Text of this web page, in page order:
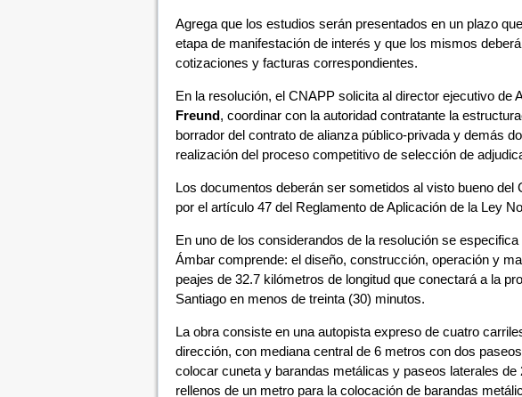
Agrega que los estudios serán presentados en un plazo
etapa de manifestación de interés y que los mismos
cotizaciones y facturas correspondientes.
En la resolución, el CNAPP solicita al director ejecutivo de
Freund, coordinar con la autoridad contratante la
borrador del contrato de alianza público-privada y demás
realización del proceso competitivo de selección de
Los documentos deberán ser sometidos al visto bueno del
por el artículo 47 del Reglamento de Aplicación de la Ley
En uno de los considerandos de la resolución se
Ámbar comprende: el diseño, construcción, operación y
peajes de 32.7 kilómetros de longitud que conectará a la
Santiago en menos de treinta (30) minutos.
La obra consiste en una autopista expreso de cuatro
dirección, con mediana central de 6 metros con dos
colocar cuneta y barandas metálicas y paseos laterales
rellenos de un metro para la colocación de barandas